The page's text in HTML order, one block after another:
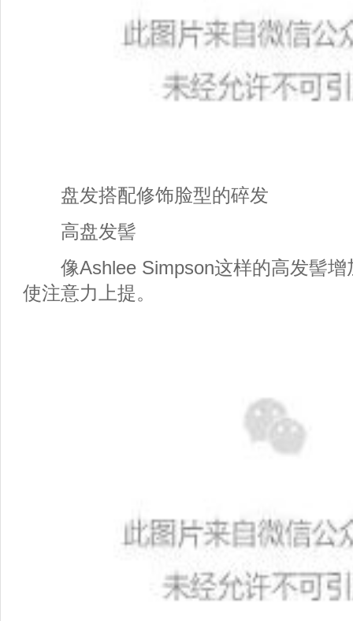
盘发搭配修饰脸型的碎发
高盘发髻
像Ashlee Simpson这样的高发髻增
使注意力上提。